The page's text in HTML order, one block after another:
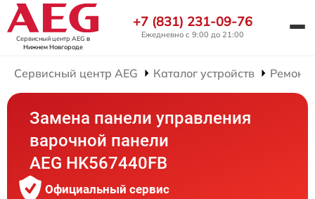
Сервисный центр AEG в
Нижнем Новгороде
+7 (831) 231-09-76
Ежедневно с 9:00 до 21:00
Сервисный центр AEG Каталог устройств Ремонт
Замена панели управления
варочной панели
AEG HK567440FB
Официальный сервис